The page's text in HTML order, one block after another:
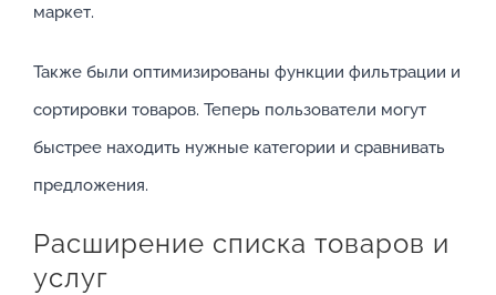
маркет.
Также были оптимизированы функции фильтрации и
сортировки товаров. Теперь пользователи могут
быстрее находить нужные категории и сравнивать
предложения.
Расширение списка товаров и
услуг